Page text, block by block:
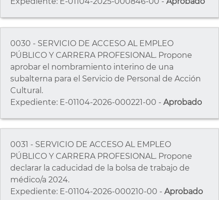
0030 - SERVICIO DE ACCESO AL EMPLEO
PÚBLICO Y CARRERA PROFESIONAL. Propone
aprobar el nombramiento interino de una
subalterna para el Servicio de Personal de Acción
Cultural.
Expediente: E-01104-2026-000221-00 - Aprobado
0031 - SERVICIO DE ACCESO AL EMPLEO
PÚBLICO Y CARRERA PROFESIONAL. Propone
declarar la caducidad de la bolsa de trabajo de
médico/a 2024.
Expediente: E-01104-2026-000210-00 - Aprobado